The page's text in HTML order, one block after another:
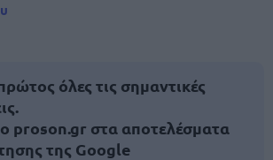
όλες τις σημαντικές
proson.gr στα αποτελέσματα
της Google